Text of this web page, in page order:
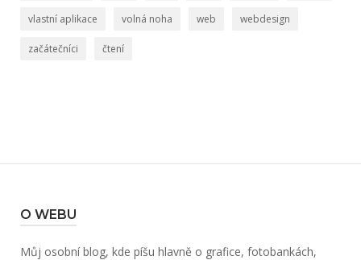
vlastní aplikace volná noha web webdesign
začátečníci čtení
O WEBU
Můj osobní blog, kde píšu hlavně o grafice, fotobankách,